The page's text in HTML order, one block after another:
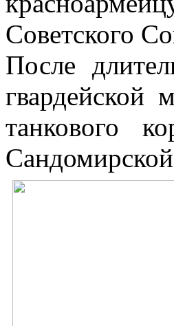
Советского
После
гвардейской
танкового